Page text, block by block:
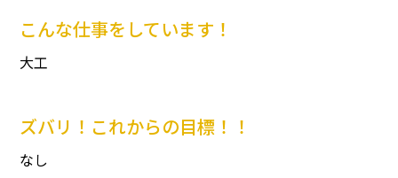
こんな仕事をしています！
大工
ズバリ！これからの目標！！
なし